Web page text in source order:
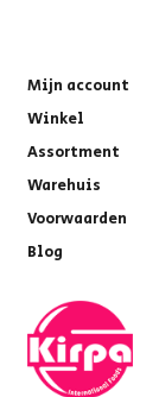
Mijn account
Winkel
Assortment
Warehuis
Voorwaarden
Blog